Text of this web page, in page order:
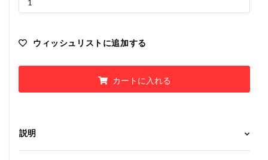
ウィッシュリストに追加する
カートに入れる
説明